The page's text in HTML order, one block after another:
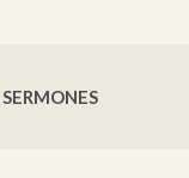
SERMONES